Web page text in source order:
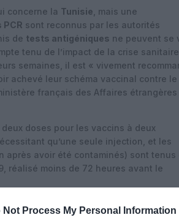
Not Process My Personal Information
concerne la Tunisie , mais une
sont reconnus par les autorités
de tests antigéniques ne peuvent se
tenu de l’impact de la crise
semaines, il est « vivement
achevé leur schéma vaccinal contre le
français des Affaires étrangères
doses pour les vaccins à deux
qu’une seule injection, et les
après avoir été contaminés) sont tenus
réalisé moins de 72 heures avant le
de 12 ans
à la Covid-19, réalisé moins de 72